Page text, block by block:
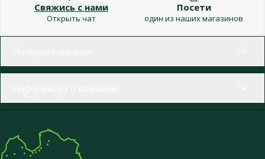
Свяжись с нами
Открыть чат
Посети
один из наших магазинов